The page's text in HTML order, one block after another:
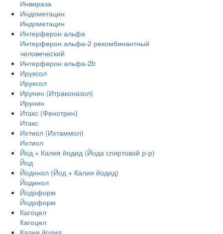
Инвираза
Индометацин
Индометацин
Интерферон альфа
Интерферон альфа-2 рекомбинантный
человеческий
Интерферон альфа-2b
Ируксол
Ируксол
Ирунин (Итраконазол)
Ирунин
Итакс (Фенотрин)
Итакс
Ихтиол (Ихтаммол)
Ихтиол
Йод + Калия йодид (Йода спиртовой р-р)
Йод
Йодинол (Йод + Калия йодид)
Йодинол
Йодоформ
Йодоформ
Кагоцел
Кагоцел
Калия йодид